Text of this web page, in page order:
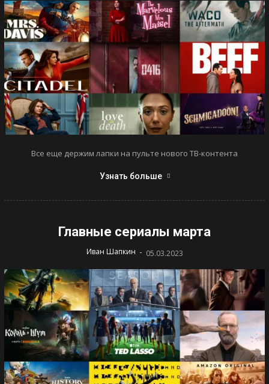
Все еще держим лапки на пульте нового ТВ-контента
Узнать больше
Главные сериалы марта
Иван Шапкин - 05.03.2023